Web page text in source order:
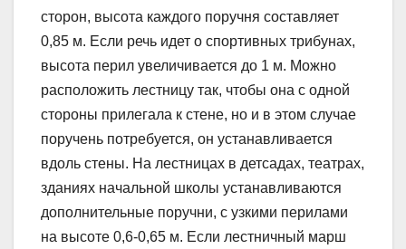
сторон, высота каждого поручня составляет
0,85 м. Если речь идет о спортивных трибунах,
высота перил увеличивается до 1 м. Можно
расположить лестницу так, чтобы она с одной
стороны прилегала к стене, но и в этом случае
поручень потребуется, он устанавливается
вдоль стены. На лестницах в детсадах, театрах,
зданиях начальной школы устанавливаются
дополнительные поручни, с узкими перилами
на высоте 0,6-0,65 м. Если лестничный марш